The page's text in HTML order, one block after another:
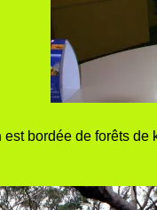
est bordée de forêts de